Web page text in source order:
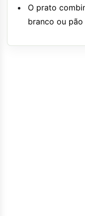
O prato
branco ou